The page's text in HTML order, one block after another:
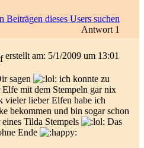
Antwort 1
erstellt am: 5/1/2009 um 13:01
sagen
ich konnte zu
mit dem Stempeln gar nix
vieler lieber Elfen habe ich
bekommen und bin sogar schon
Tilda Stempels
Das
Ende